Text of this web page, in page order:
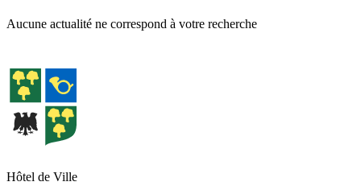
Aucune actualité ne correspond à votre recherche
Hôtel de Ville